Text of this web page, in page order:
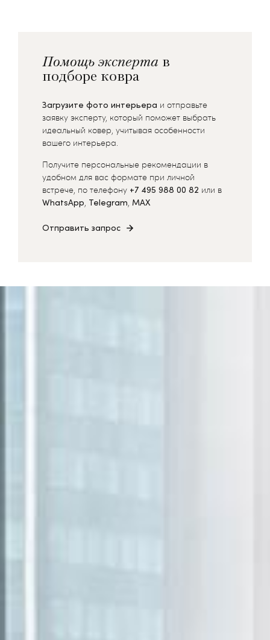
Помощь эксперта в
подборе ковра
Загрузите фото интерьера и отправьте
заявку эксперту, который поможет выбрать
идеальный ковер, учитывая особенности
вашего интерьера.
Получите персональные рекомендации в
удобном для вас формате при личной
встрече, по телефону +7 495 988 00 82 или в
WhatsApp, Telegram, MAX
Отправить запрос